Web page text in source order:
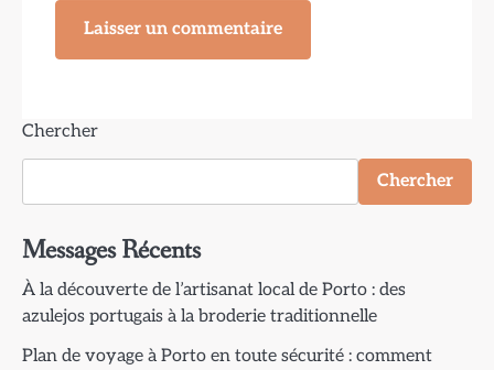
Chercher
Chercher
Messages Récents
À la découverte de l’artisanat local de Porto : des
azulejos portugais à la broderie traditionnelle
Plan de voyage à Porto en toute sécurité : comment